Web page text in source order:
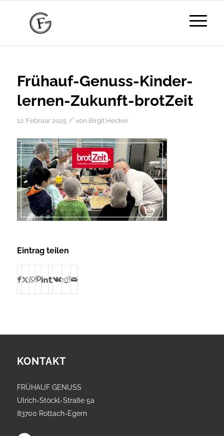
Frühauf-Genuss-Kinder-
lernen-Zukunft-brotZeit
12. Februar 2025 / von Birgit Hecker
Eintrag teilen
KONTAKT
FRÜHAUF GENUSS
Ulrich-Stöckl-Straße 5a
83700 Rottach-Egern